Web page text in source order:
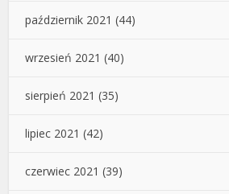
październik 2021 (44)
wrzesień 2021 (40)
sierpień 2021 (35)
lipiec 2021 (42)
czerwiec 2021 (39)